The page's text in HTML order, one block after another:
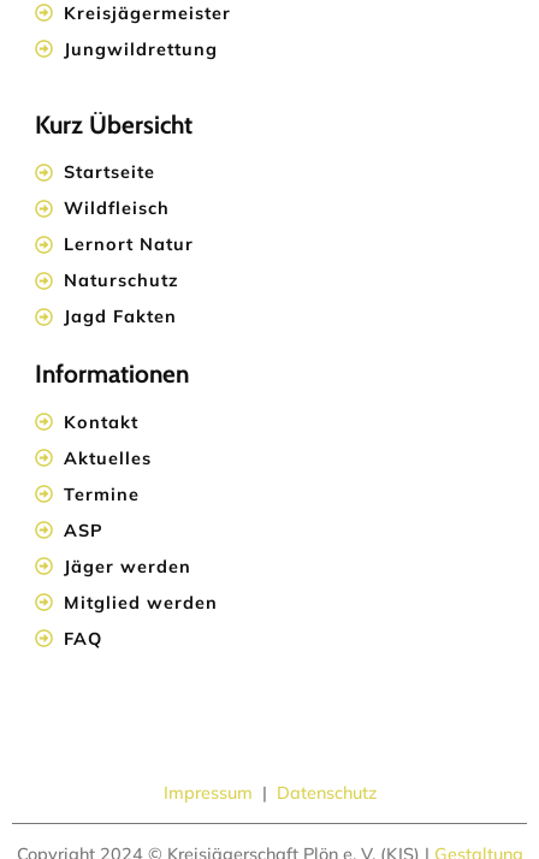
Kreisjägermeister
Jungwildrettung
Kurz Übersicht
Startseite
Wildfleisch
Lernort Natur
Naturschutz
Jagd Fakten
Informationen
Kontakt
Aktuelles
Termine
ASP
Jäger werden
Mitglied werden
FAQ
Impressum | Datenschutz